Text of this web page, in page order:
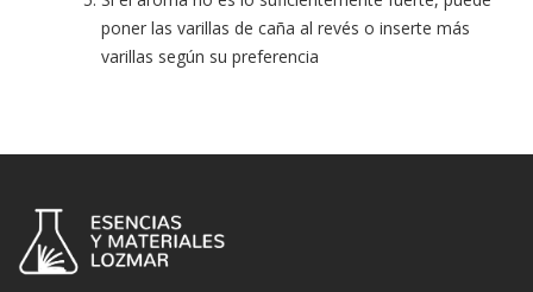
poner las varillas de caña al revés o inserte más
varillas según su preferencia